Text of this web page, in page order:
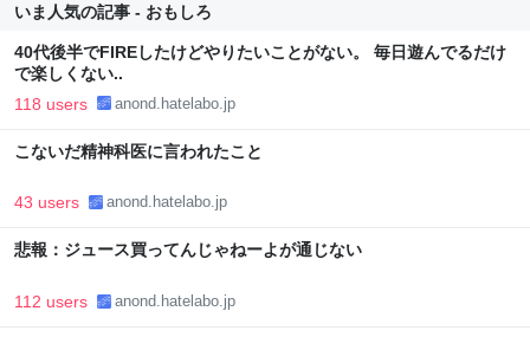
いま人気の記事 - おもしろ
40代後半でFIREしたけどやりたいことがない。 毎日遊んでるだけ
で楽しくない..
118 users anond.hatelabo.jp
こないだ精神科医に言われたこと
43 users anond.hatelabo.jp
悲報：ジュース買ってんじゃねーよが通じない
112 users anond.hatelabo.jp